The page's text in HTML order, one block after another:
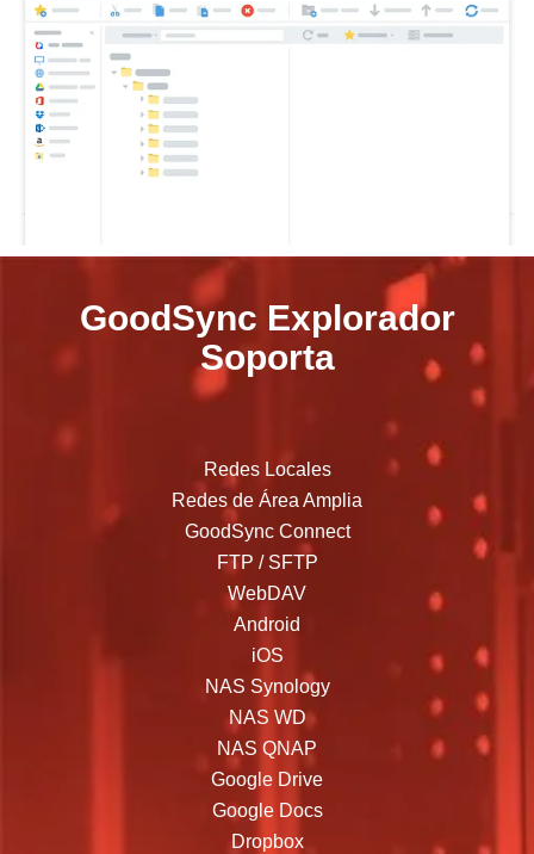
GoodSync Explorador
Soporta
Redes Locales
Redes de Área Amplia
GoodSync Connect
FTP / SFTP
WebDAV
Android
iOS
NAS Synology
NAS WD
NAS QNAP
Google Drive
Google Docs
Dropbox